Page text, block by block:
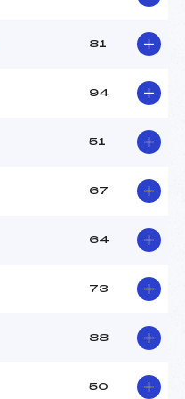
255.0000
81
94
51
67
64
73
88
50